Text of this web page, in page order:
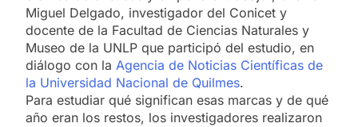
Miguel Delgado, investigador del Conicet y
docente de la Facultad de Ciencias Naturales y
Museo de la UNLP que participó del estudio, en
diálogo con la Agencia de Noticias Científicas de
la Universidad Nacional de Quilmes.
Para estudiar qué significan esas marcas y de qué
año eran los restos, los investigadores realizaron